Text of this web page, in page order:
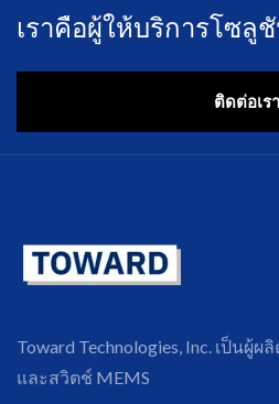
เราคือผู้ให้บริการโซลู
ติดต่อเรา
Toward Technologies, Inc. เป็นผู้ผ
และสวิตช์ MEMS